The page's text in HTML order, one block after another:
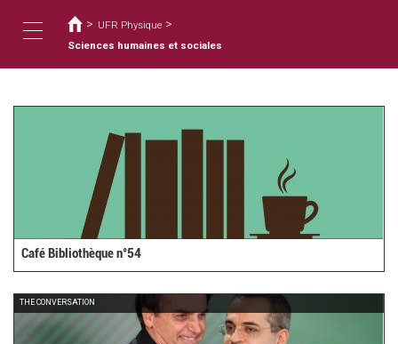
contenido
Toggle
navigation
está
aquí
> UFR Physique >
Sciences humaines et sociales
Café Bibliothèque n°54
THE CONVERSATION